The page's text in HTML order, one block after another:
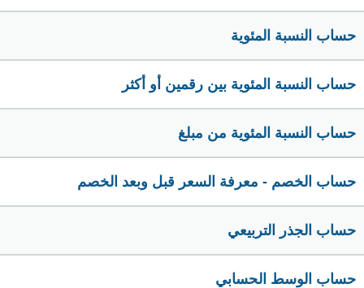
حساب النسبة المئوية
حساب النسبة المئوية بين رقمين أو أكثر
حساب النسبة المئوية من مبلغ
حساب الخصم - معرفة السعر قبل وبعد الخصم
حساب الجذر التربيعي
حساب الوسط الحسابي